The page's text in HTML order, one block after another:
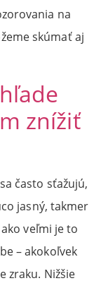
na
skúmať aj
znížiť
často sťažujú,
jasný, takmer
veľmi je to
– akokoľvek
zraku. Nižšie